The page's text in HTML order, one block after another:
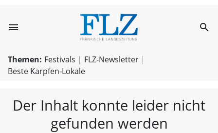
menu FLZ – search
Themen: Festivals
FLZ-Newsletter
Beste Karpfen-Lokale
Der Inhalt konnte leider nicht
gefunden werden